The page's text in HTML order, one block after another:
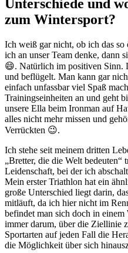
Unterschiede und
zum Wintersport?
Ich weiß gar nicht, ob ich das
ich an unser Team denke, dann
😄. Natürlich im positiven Sinn.
und beflügelt. Man kann gar
einfach unfassbar viel Spaß
Trainingseinheiten an und geht
unsere Ella beim Ironman auf
alles nicht mehr missen und
Verrückten 😉.
Ich stehe seit meinem dritten
„Bretter, die die Welt bedeuten“
Leidenschaft, bei der ich
Mein erster Triathlon hat ein
große Unterschied liegt darin,
mitläuft, da ich hier nicht im
befindet man sich doch in
immer darum, über die Ziellinie
Sportarten auf jeden Fall die
die Möglichkeit über sich